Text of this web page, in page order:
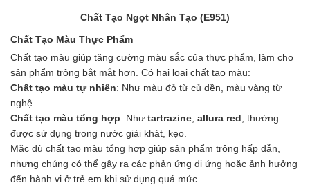
Ngành Cao Su
Ngành Xi Mạ
Ngành Thủy Tinh
Ngành Dệt Nhuộm
Ngành Sơn
Ngành In Ấn Bao Bì
Ngành Gốm Sứ
Ngành Gỗ
Ngành Mỹ Phẩm
Ngành Hóa Dầu
Chất Tạo Ngọt Nhân Tạo (E951)
Chất Tạo Màu Thực Phẩm
Chất tạo màu giúp tăng cường màu sắc của thực phẩm, làm cho
sản phẩm trông bắt mắt hơn. Có hai loại chất tạo màu:
Chất tạo màu tự nhiên: Như màu đỏ từ củ dền, màu vàng từ
nghệ.
Chất tạo màu tổng hợp: Như tartrazine allura red , thường
được sử dụng trong nước giải khát, kẹo.
Mặc dù chất tạo màu tổng hợp giúp sản phẩm trông hấp dẫn,
nhưng chúng có thể gây ra các phản ứng dị ứng hoặc ảnh hưởng
đến hành vi ở trẻ em khi sử dụng quá mức.